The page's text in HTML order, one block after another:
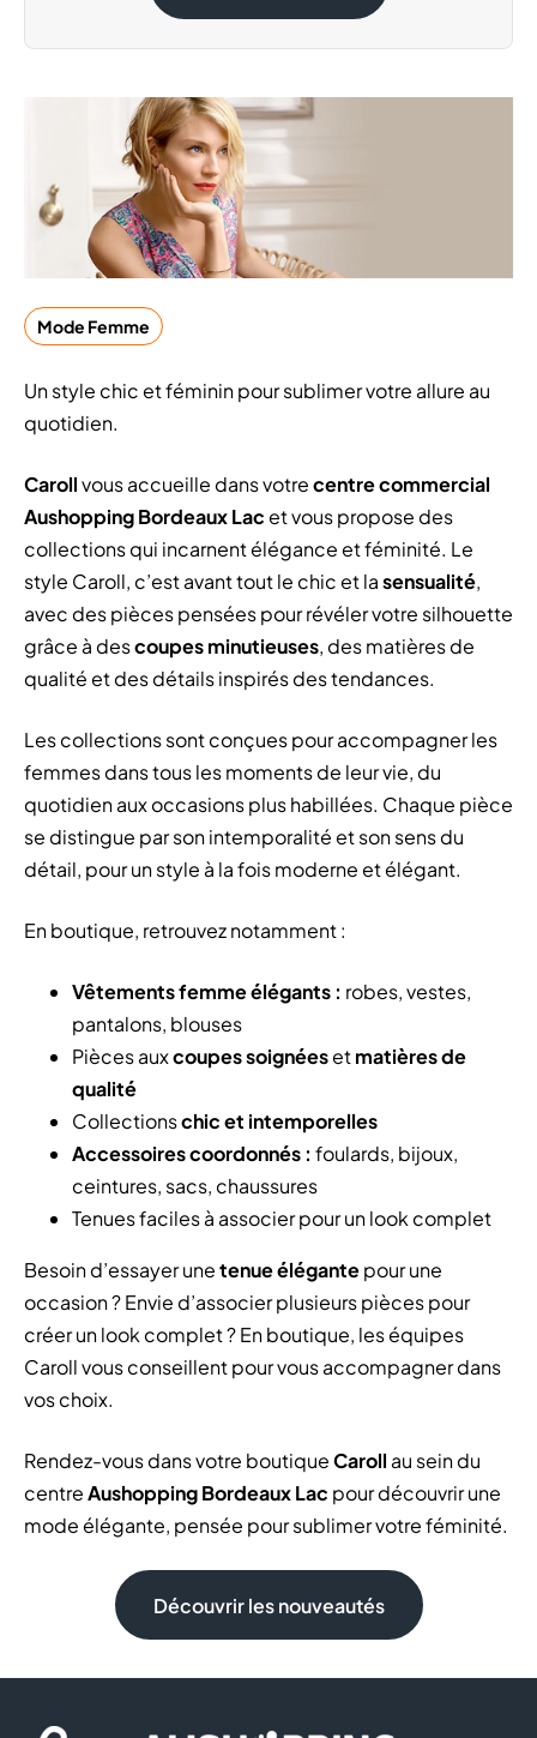
Mode Femme
Un style chic et féminin pour sublimer votre allure au
quotidien.
Carollvous accueille dans votrecentre commercial
Aushopping Bordeaux Lacet vous propose des
collections qui incarnent élégance et féminité. Le
style Caroll, c’est avant tout le chic et lasensualité,
avec des pièces pensées pour révéler votre silhouette
grâce à descoupes minutieuses, des matières de
qualité et des détails inspirés des tendances.
Les collections sont conçues pour accompagner les
femmes dans tous les moments de leur vie, du
quotidien aux occasions plus habillées. Chaque pièce
se distingue par son intemporalité et son sens du
détail, pour un style à la fois moderne et élégant.
En boutique, retrouvez notamment :
Vêtements femme élégants : robes, vestes,
pantalons, blouses
Pièces auxcoupes soignéesetmatières de
qualité
Collectionschic et intemporelles
Accessoires coordonnés : foulards, bijoux,
ceintures, sacs, chaussures
Tenues faciles à associer pour un look complet
Besoin d’essayer unetenue élégantepour une
occasion ? Envie d’associer plusieurs pièces pour
créer un look complet ? En boutique, les équipes
Caroll vous conseillent pour vous accompagner dans
vos choix.
Rendez-vous dans votre boutiqueCaroll au sein du
centreAushopping Bordeaux Lac pour découvrir une
mode élégante, pensée pour sublimer votre féminité.
Découvrir les nouveautés